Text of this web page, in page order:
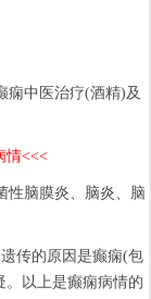
中医治疗(酒精)及
情<<<
脑膜炎、脑炎、脑
传的原因是癫痫(包
。以上是癫痫病情的